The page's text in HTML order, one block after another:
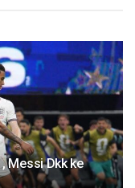
Messi Dkk ke